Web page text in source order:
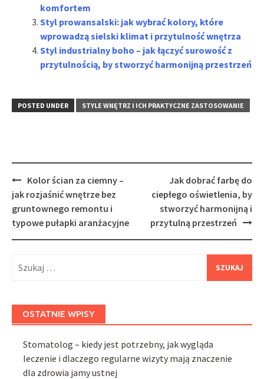
komfortem
Styl prowansalski: jak wybrać kolory, które
wprowadzą sielski klimat i przytulność wnętrza
Styl industrialny boho – jak łączyć surowość z
przytulnością, by stworzyć harmonijną przestrzeń
POSTED UNDER STYLE WNĘTRZ I ICH PRAKTYCZNE ZASTOSOWANIE
Post
navigation
Kolor ścian za ciemny –
jak rozjaśnić wnętrze bez
gruntownego remontu i
typowe pułapki aranżacyjne
Jak dobrać farbę do
ciepłego oświetlenia, by
stworzyć harmonijną i
przytulną przestrzeń
OSTATNIE WPISY
Stomatolog – kiedy jest potrzebny, jak wygląda
leczenie i dlaczego regularne wizyty mają znaczenie
dla zdrowia jamy ustnej